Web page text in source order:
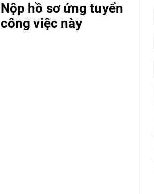
Nộp hồ sơ ứng tuyển
công việc này